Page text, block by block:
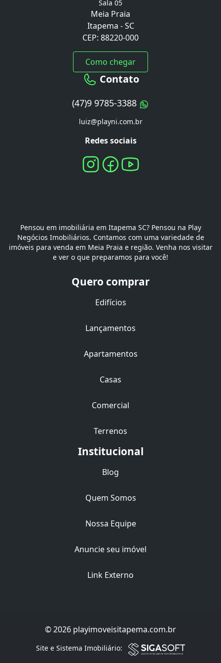
Filtro
Sala 05
Meia Praia
Itapema - SC
CEP: 88220-000
Como chegar
Contato
(47)9 9785-3388
luiz@playni.com.br
Redes sociais
Pensou em imobiliária em Itapema SC? Pensou na Play
Negócios Imobiliários. Contamos com uma variedade de
imóveis para venda em Meia Praia e região. Venha nos visitar
e ver o que preparamos para você!
Quero comprar
Edifícios
Lançamentos
Apartamentos
Casas
Comercial
Terrenos
Institucional
Blog
Quem Somos
Nossa Equipe
Anuncie seu imóvel
Link Externo
© 2026 playimoveisitapema.com.br
Site e Sistema Imobiliário: